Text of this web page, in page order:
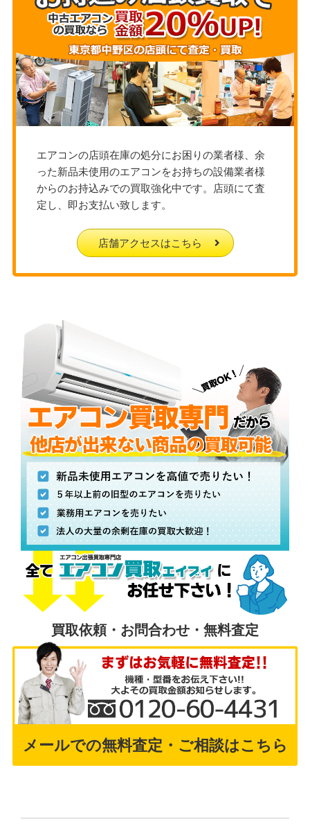
エアコンの店頭在庫の処分にお困りの業者様、余
った新品未使用のエアコンをお持ちの設備業者様
からのお持込みでの買取強化中です。店頭にて査
定し、即お支払い致します。
店舗アクセスはこちら
買取依頼・お問合わせ・無料査定
メールでの無料査定・ご相談はこちら